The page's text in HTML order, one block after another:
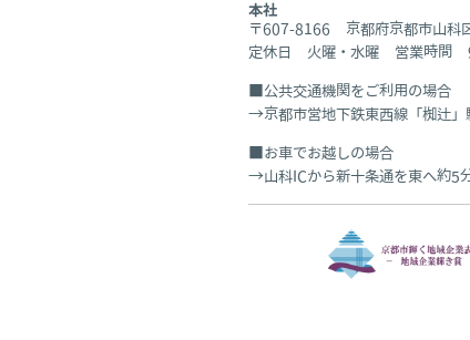
本社
〒607-8166 京都府京都市山科
定休日 火曜・水曜 営業時間
公共交通機関をご利用の場合
京都市営地下鉄東西線「椥辻
お車でお越しの場合
山科ICから新十条通を東へ約5